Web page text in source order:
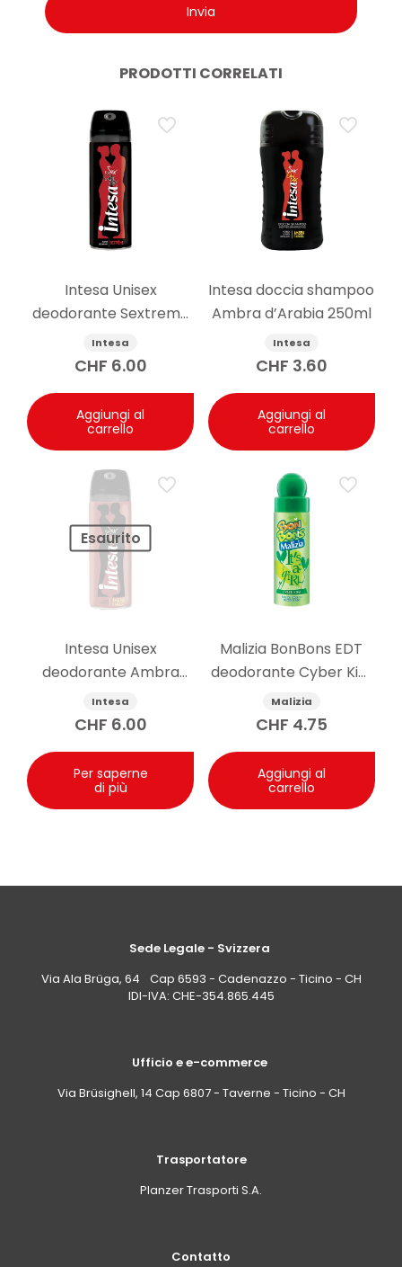
PRODOTTI CORRELATI
Intesa Unisex
deodorante Sextreme
125ml
Intesa
CHF 6.00
Aggiungi al
carrello
Intesa doccia shampoo
Ambra d’Arabia 250ml
Intesa
CHF 3.60
Aggiungi al
carrello
Esaurito
Intesa Unisex
deodorante Ambra
d’Arabia 125ml
Intesa
CHF 6.00
Per saperne
di più
Malizia BonBons EDT
deodorante Cyber Kiwi
75 ml
Malizia
CHF 4.75
Aggiungi al
carrello
Sede Legale - Svizzera
Via Ala Brüga, 64 Cap 6593 - Cadenazzo - Ticino - CH
IDI-IVA: CHE-354.865.445
Ufficio e e-commerce
Via Brüsighell, 14 Cap 6807 - Taverne - Ticino - CH
Trasportatore
Planzer Trasporti S.A.
Contatto